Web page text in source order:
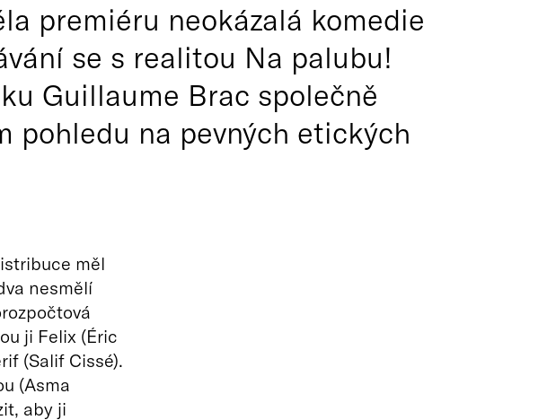
premiéru neokázalá komedie
se s realitou Na palubu!
Guillaume Brac společně
pohledu na pevných etických
měl
nesmělí
ji Felix (Éric
(Salif Cissé).
(Asma
aby ji